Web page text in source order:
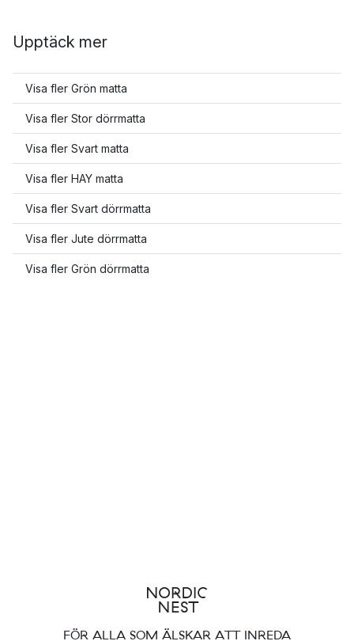
Upptäck mer
Visa fler Grön matta
Visa fler Stor dörrmatta
Visa fler Svart matta
Visa fler HAY matta
Visa fler Svart dörrmatta
Visa fler Jute dörrmatta
Visa fler Grön dörrmatta
FÖR ALLA SOM ÄLSKAR ATT INREDA